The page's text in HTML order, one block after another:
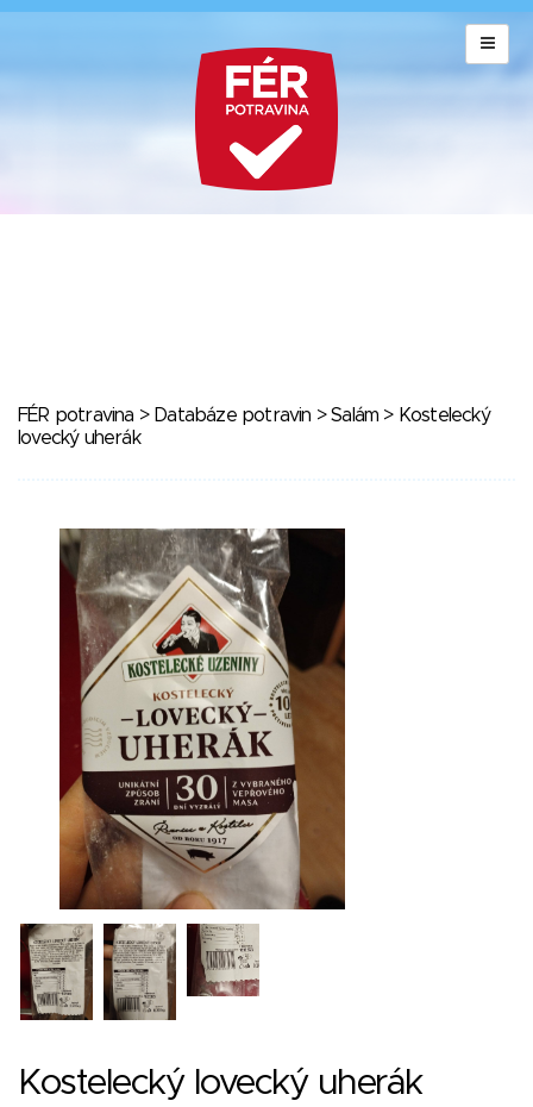
FÉR potravina > Databáze potravin >Salám > Kostelecký
lovecký uherák
Kostelecký lovecký uherák